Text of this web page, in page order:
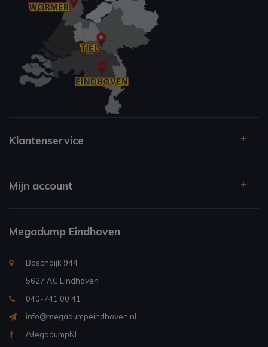
Klantenservice
Mijn account
Megadump Eindhoven
Boschdijk 944
5627 AC Eindhoven
040-741 00 41
info@megadumpeindhoven.nl
/MegadumpNL